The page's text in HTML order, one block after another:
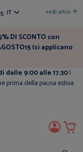
IT vedi altro
DI SCONTO con
(si applicano
dalle 9:00 alle 17:30|
prima della pausa estiva